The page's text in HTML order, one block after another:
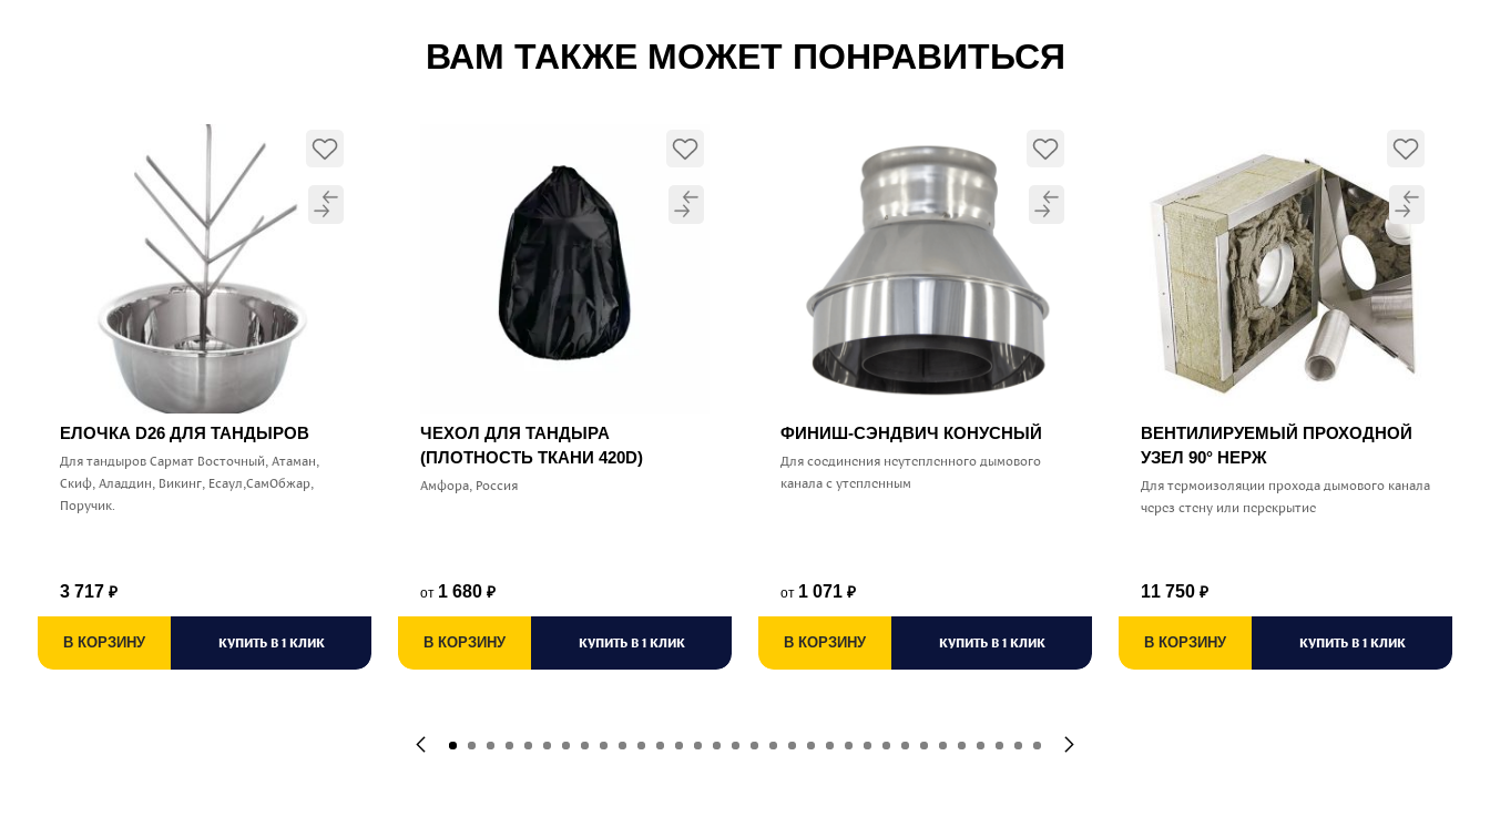
ВАМ ТАКЖЕ МОЖЕТ ПОНРАВИТЬСЯ
ЕЛОЧКА D26 ДЛЯ ТАНДЫРОВ
Для тандыров Сармат Восточный, Атаман,
Скиф, Аладдин, Викинг, Есаул,СамОбжар,
Поручик.
3 717 ₽
В КОРЗИНУ КУПИТЬ В 1 КЛИК
ЧЕХОЛ ДЛЯ ТАНДЫРА
(ПЛОТНОСТЬ ТКАНИ 420D)
Амфора, Россия
от 1 680 ₽
В КОРЗИНУ КУПИТЬ В 1 КЛИК
ФИНИШ-СЭНДВИЧ КОНУСНЫЙ
Для соединения неутепленного дымового
канала с утепленным
от 1 071 ₽
В КОРЗИНУ КУПИТЬ В 1 КЛИК
ВЕНТИЛИРУЕМЫЙ ПРОХОДНОЙ
УЗЕЛ 90° НЕРЖ
Для термоизоляции прохода дымового канала
через стену или перекрытие
11 750 ₽
В КОРЗИНУ КУПИТЬ В 1 КЛИК